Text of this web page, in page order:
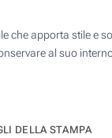
che apporta stile e
al suo
DELLA STAMPA